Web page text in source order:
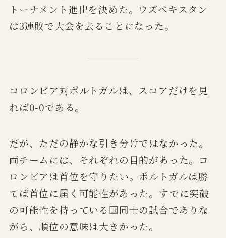
トーナメント進出を決めた。ウズベキスタン
は3連敗で大会を去ることになった。
コロンビア対ポルトガルは、スコアだけを見
れば0-0である。
だが、ただの静かな引き分けではなかった。
両チームには、それぞれの目的があった。コ
ロンビアは首位を守りたい。ポルトガルは勝
てば首位に届く可能性があった。すでに突破
の可能性を持っている国同士の試合でありな
がら、順位の意味は大きかった。